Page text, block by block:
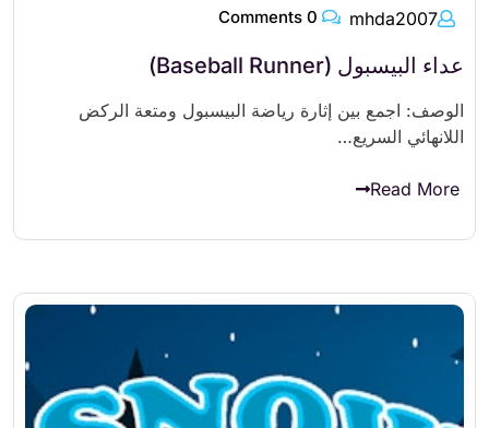
mhda2007
عداء البيسبول (Baseball Runner)
الوصف: اجمع بين إثارة رياضة البيسبول ومتعة الركض
اللانهائي السريع…
Read More